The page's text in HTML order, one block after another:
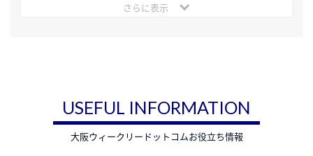
さらに表示
USEFUL INFORMATION
大阪ウィークリードットコムお役立ち情報